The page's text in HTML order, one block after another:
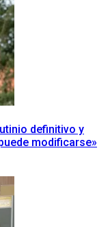
definitivo y
modificarse»